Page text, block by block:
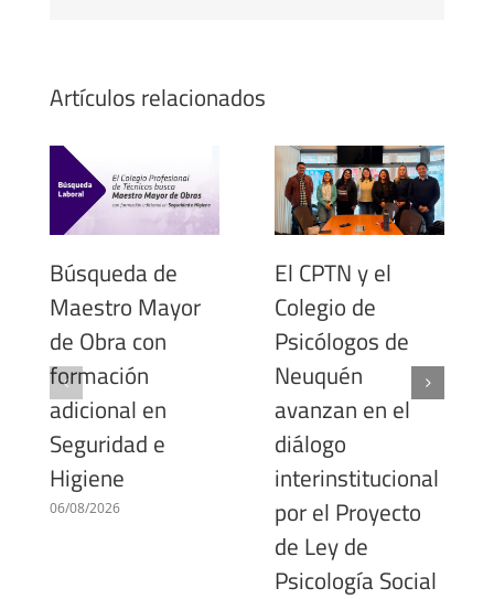
Artículos relacionados
Búsqueda de
Maestro Mayor
de Obra con
formación
adicional en
Seguridad e
Higiene
06/08/2026
El CPTN y el
Colegio de
Psicólogos de
Neuquén
avanzan en el
diálogo
interinstitucional
por el Proyecto
de Ley de
Psicología Social